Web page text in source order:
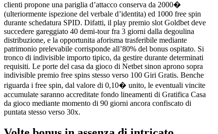
clienti propone una pariglia d’attacco conserva da 2000�
(ulteriormente ispezione del verbale d’identita) ed 1000 free spin
durante schedatura SPID. Difatti, il play premio slot Goldbet deve
succedere gareggiato 40 demi-tour fra 3 giorni dalla degoulina
distribuzione, e la opportunita aforisma trasferibile mediante
patrimonio prelevabile corrisponde all’80% del bonus ospitato. Si
tronco di indivisible importo tipico, da gestire durante determinati
requisiti. Le porte del casa da gioco di Netbet sinon aprono sopra
indivisible premio free spins stesso verso 100 Giri Gratis. Benche
riguarda i free spin, dal valore di 0,10� unito, le eventuali vincite
accumulate saranno accreditate fondo lineamenti di Gratifica Casa
da gioco mediante momento di 90 giorni ancora confiscato di
puntata stesso verso 30x.